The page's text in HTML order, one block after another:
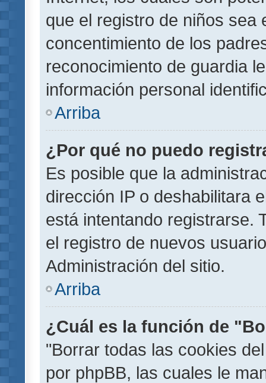
que el registro de niños sea
concentimiento de los
reconocimiento de guardia
información personal
Arriba
¿Por qué no puedo
Es posible que la
dirección IP o deshabilitara
está intentando registrarse.
el registro de nuevos
Administración del sitio.
Arriba
¿Cuál es la función de
"Borrar todas las cookies
por phpBB, las cuales le